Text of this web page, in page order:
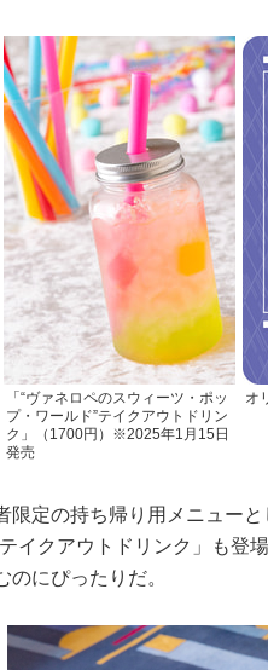
「“ヴァネロペのスウィーツ・ポッ
プ・ワールド”テイクアウトドリン
ク」（1700円）※2025年1月15日
発売
オ
定の持ち帰り用メニューと
イクアウトドリンク」も登
のにぴったりだ。